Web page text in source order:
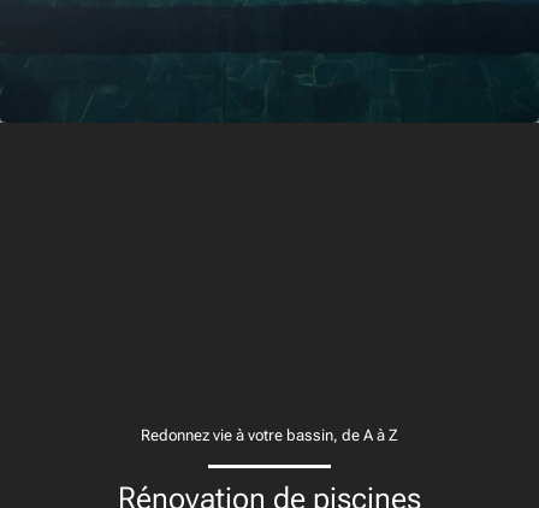
Redonnez vie à votre bassin, de A à Z
Rénovation de piscines